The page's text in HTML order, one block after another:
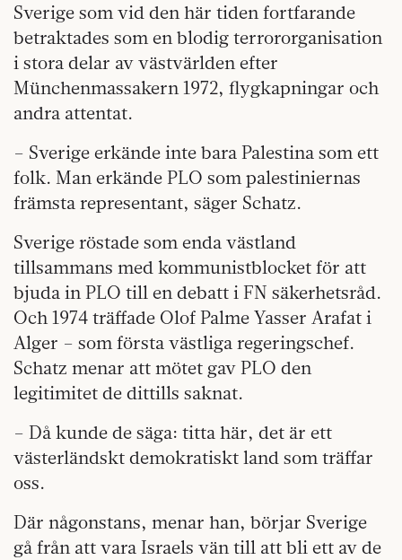
Sverige som vid den här tiden fortfarande
betraktades som en blodig terrororganisation
i stora delar av västvärlden efter
Münchenmassakern 1972, flygkapningar och
andra attentat.
– Sverige erkände inte bara Palestina som ett
folk. Man erkände PLO som palestiniernas
främsta representant, säger Schatz.
Sverige röstade som enda västland
tillsammans med kommunistblocket för att
bjuda in PLO till en debatt i FN säkerhetsråd.
Och 1974 träffade Olof Palme Yasser Arafat i
Alger – som första västliga regeringschef.
Schatz menar att mötet gav PLO den
legitimitet de dittills saknat.
– Då kunde de säga: titta här, det är ett
västerländskt demokratiskt land som träffar
oss.
Där någonstans, menar han, börjar Sverige
gå från att vara Israels vän till att bli ett av de